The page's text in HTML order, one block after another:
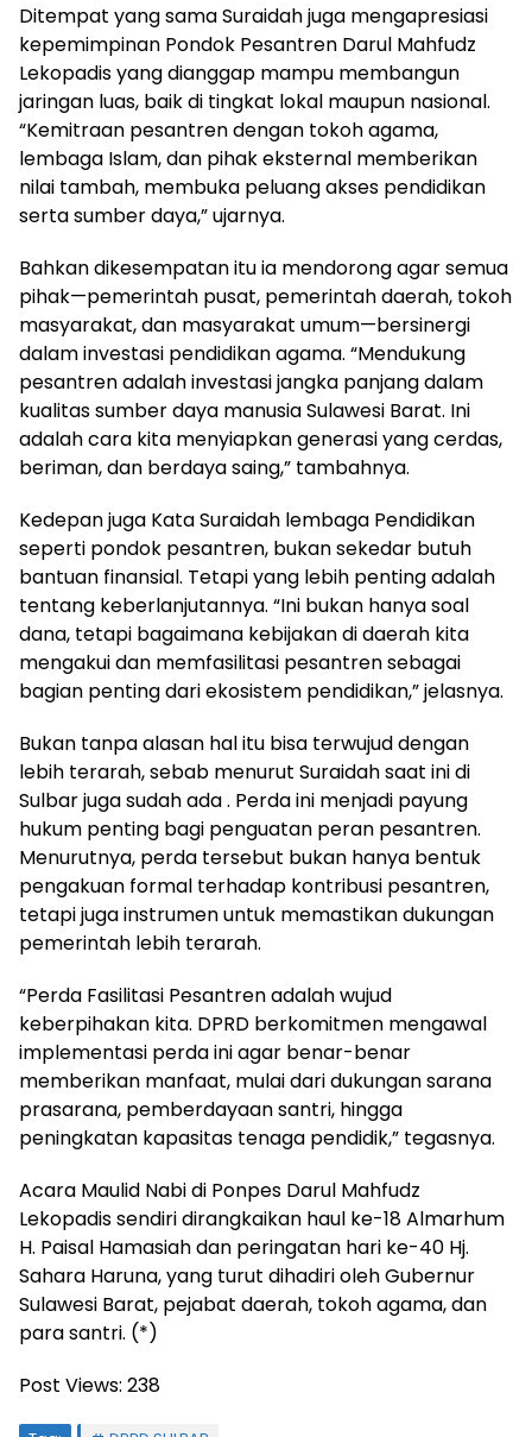
Ditempat yang sama Suraidah juga mengapresiasi
kepemimpinan Pondok Pesantren Darul Mahfudz
Lekopadis yang dianggap mampu membangun
jaringan luas, baik di tingkat lokal maupun nasional.
“Kemitraan pesantren dengan tokoh agama,
lembaga Islam, dan pihak eksternal memberikan
nilai tambah, membuka peluang akses pendidikan
serta sumber daya,” ujarnya.
Bahkan dikesempatan itu ia mendorong agar semua
pihak—pemerintah pusat, pemerintah daerah, tokoh
masyarakat, dan masyarakat umum—bersinergi
dalam investasi pendidikan agama. “Mendukung
pesantren adalah investasi jangka panjang dalam
kualitas sumber daya manusia Sulawesi Barat. Ini
adalah cara kita menyiapkan generasi yang cerdas,
beriman, dan berdaya saing,” tambahnya.
Kedepan juga Kata Suraidah lembaga Pendidikan
seperti pondok pesantren, bukan sekedar butuh
bantuan finansial. Tetapi yang lebih penting adalah
tentang keberlanjutannya. “Ini bukan hanya soal
dana, tetapi bagaimana kebijakan di daerah kita
mengakui dan memfasilitasi pesantren sebagai
bagian penting dari ekosistem pendidikan,” jelasnya.
Bukan tanpa alasan hal itu bisa terwujud dengan
lebih terarah, sebab menurut Suraidah saat ini di
Sulbar juga sudah ada . Perda ini menjadi payung
hukum penting bagi penguatan peran pesantren.
Menurutnya, perda tersebut bukan hanya bentuk
pengakuan formal terhadap kontribusi pesantren,
tetapi juga instrumen untuk memastikan dukungan
pemerintah lebih terarah.
“Perda Fasilitasi Pesantren adalah wujud
keberpihakan kita. DPRD berkomitmen mengawal
implementasi perda ini agar benar-benar
memberikan manfaat, mulai dari dukungan sarana
prasarana, pemberdayaan santri, hingga
peningkatan kapasitas tenaga pendidik,” tegasnya.
Acara Maulid Nabi di Ponpes Darul Mahfudz
Lekopadis sendiri dirangkaikan haul ke-18 Almarhum
H. Paisal Hamasiah dan peringatan hari ke-40 Hj.
Sahara Haruna, yang turut dihadiri oleh Gubernur
Sulawesi Barat, pejabat daerah, tokoh agama, dan
para santri. (*)
Post Views: 238